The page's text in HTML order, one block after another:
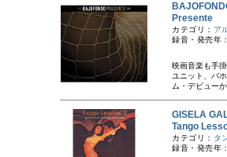
Presente
カテゴリ： ア
録音・発売年
映画音楽も手
ユニット、バ
ム・デビュー
GISELA
Tango
カテゴリ： タ
録音・発売年